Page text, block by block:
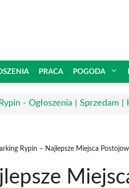
PRACA POGODA
Rypin - Ogłoszenia | Sprzedam
Rypin – Najlepsze Miejsca